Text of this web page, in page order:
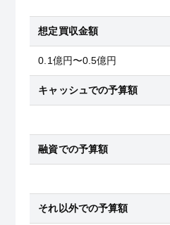
想定買収金額
0.1億円〜0.5億円
キャッシュでの予算額
融資での予算額
それ以外での予算額